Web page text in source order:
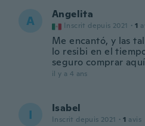
A Angelita
Inscrit depuis 2021 · 1
Me encantó, y las
lo resibi en el
seguro comprar
il y a 4 ans
I Isabel
Inscrit depuis 2021 · 1 avis